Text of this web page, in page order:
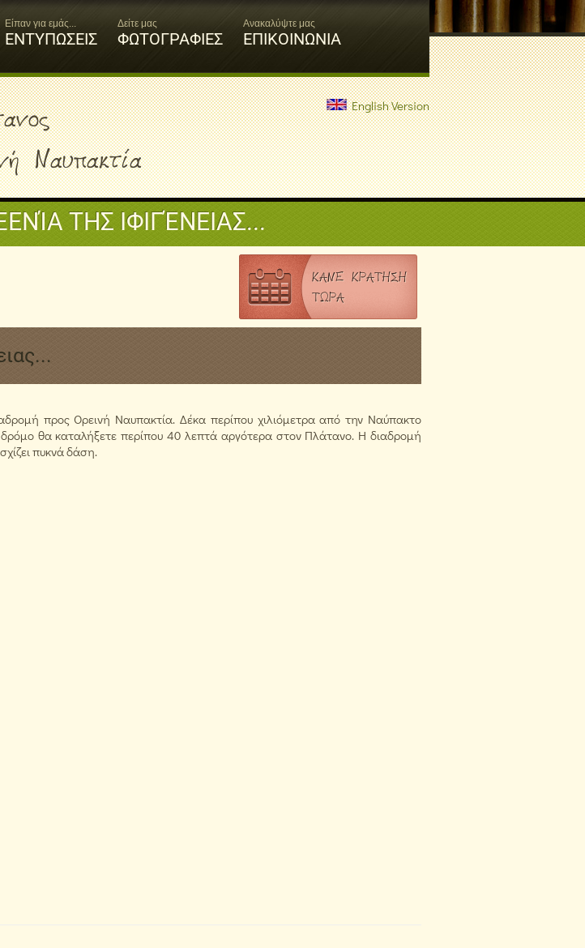
Είπαν για εμάς...
ΕΝΤΥΠΩΣΕΙΣ
Δείτε μας
ΦΩΤΟΓΡΑΦΙΕΣ
Ανακαλύψτε μας
ΕΠΙΚΟΙΝΩΝΙΑ
Ναυπακτία
English Version
ΤΗΣ ΙΦΙΓΈΝΕΙΑΣ...
ΚΑΝΕ ΚΡΑΤΗΣΗ
ΤΩΡΑ
προς Ορεινή Ναυπακτία. Δέκα περίπου χιλιόμετρα από την Ναύπακτο
θα καταλήξετε περίπου 40 λεπτά αργότερα στον Πλάτανο. Η διαδρομή
πυκνά δάση.